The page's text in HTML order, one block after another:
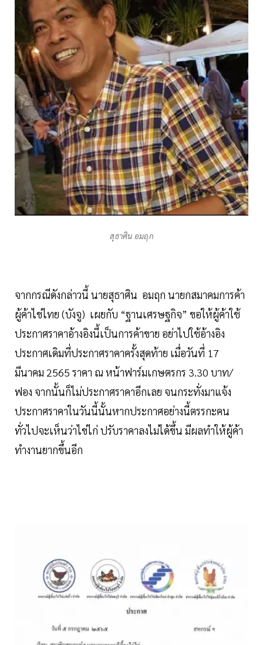
สุธาศิน อมฤก
จากกรณีดังกล่าวนี้ นายสุธาศิน อมฤก นายกสมาคมการค้า
ผู้ค้าไข่ไทย (บังจู) เผยกับ “ฐานเศรษฐกิจ” ขอให้ผู้ค้าใช้
ประกาศราคาอ้างอิงนี้เป็นการค้าขาย อย่าไปใช้อ้างอิง
ประกาศเดิมที่ประกาศราคาครั้งสุดท้าย เมื่อวันที่ 17
มีนาคม 2565 ราคา ณ หน้าฟาร์มเกษตรกร 3.30 บาท/
ฟอง จากนั้นก็ไม่ประกาศราคาอีกเลย จนกระทั่งมาแจ้ง
ประกาศราคาในวันนี้นั้นหากประกาศอย่างนี้ตรรกะคน
ทั่วไปจะเห็นว่าไข่ไก่ ปรับราคาลงไม่ได้ขึ้น มีผลทำให้ผู้ค้า
ทำงานยากขึ้นอีก